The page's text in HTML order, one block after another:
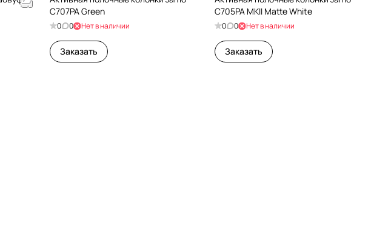
C707PA Green
0 0 Нет в наличии
Заказать
C705PA MKII Matte White
0 0 Нет в наличии
Заказать